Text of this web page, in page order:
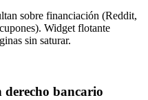
sobre financiación (Reddit,
Widget flotante
sin saturar.
derecho bancario